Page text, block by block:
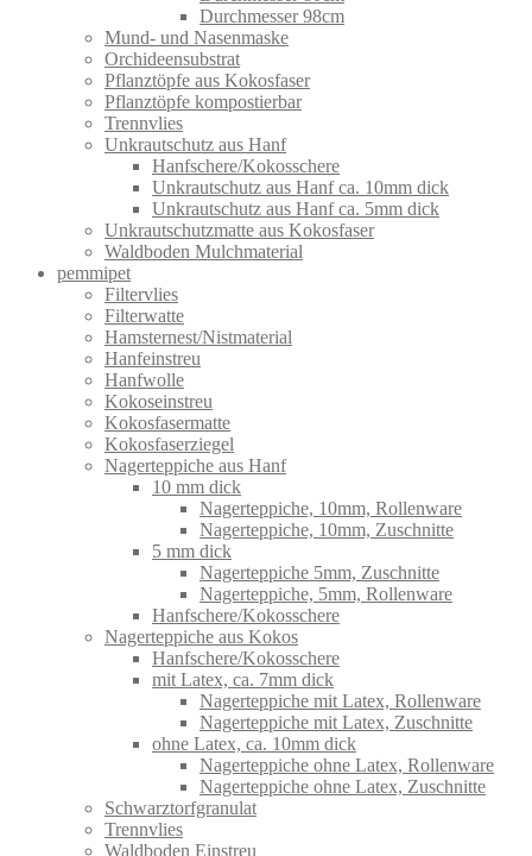
Durchmesser 98cm
Mund- und Nasenmaske
Orchideensubstrat
Pflanztöpfe aus Kokosfaser
Pflanztöpfe kompostierbar
Trennvlies
Unkrautschutz aus Hanf
Hanfschere/Kokosschere
Unkrautschutz aus Hanf ca. 10mm dick
Unkrautschutz aus Hanf ca. 5mm dick
Unkrautschutzmatte aus Kokosfaser
Waldboden Mulchmaterial
pemmipet
Filtervlies
Filterwatte
Hamsternest/Nistmaterial
Hanfeinstreu
Hanfwolle
Kokoseinstreu
Kokosfasermatte
Kokosfaserziegel
Nagerteppiche aus Hanf
10 mm dick
Nagerteppiche, 10mm, Rollenware
Nagerteppiche, 10mm, Zuschnitte
5 mm dick
Nagerteppiche 5mm, Zuschnitte
Nagerteppiche, 5mm, Rollenware
Hanfschere/Kokosschere
Nagerteppiche aus Kokos
Hanfschere/Kokosschere
mit Latex, ca. 7mm dick
Nagerteppiche mit Latex, Rollenware
Nagerteppiche mit Latex, Zuschnitte
ohne Latex, ca. 10mm dick
Nagerteppiche ohne Latex, Rollenware
Nagerteppiche ohne Latex, Zuschnitte
Schwarztorfgranulat
Trennvlies
Waldboden Einstreu